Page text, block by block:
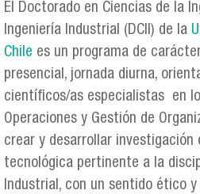
El Doctorado en Ciencias de la
Ingeniería Industrial (DCII) de la
Chile es un programa de
presencial, jornada diurna,
científicos/as especialistas en
Operaciones y Gestión de
crear y desarrollar
tecnológica pertinente a la
Industrial, con un sentido ético